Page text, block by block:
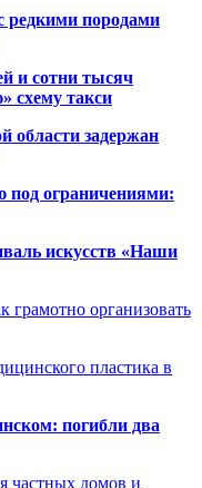
редкими породами
и сотни тысяч
схему такси
области задержан
под ограничениями:
искусств «Наши
организовать
пластика в
погибли два
частных домов и